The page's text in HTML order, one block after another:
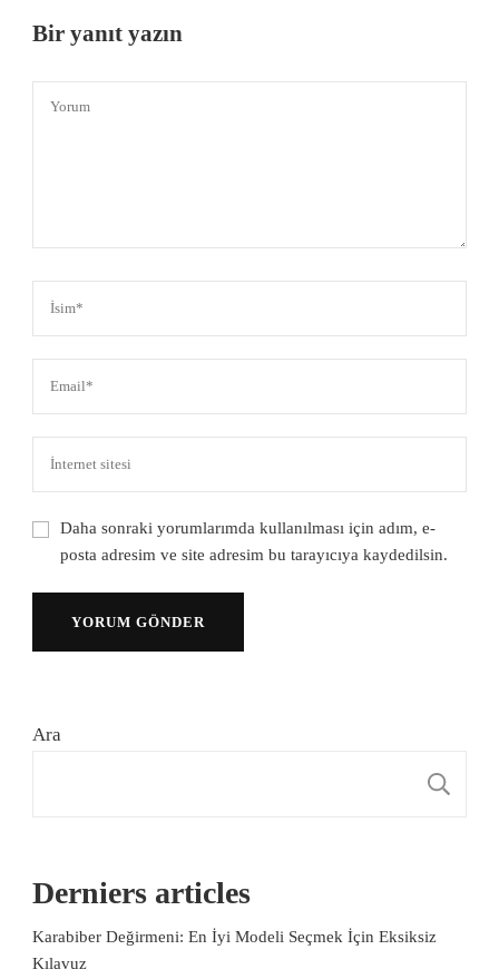
Bir yanıt yazın
Daha sonraki yorumlarımda kullanılması için adım, e-
posta adresim ve site adresim bu tarayıcıya kaydedilsin.
Ara
Derniers articles
Karabiber Değirmeni: En İyi Modeli Seçmek İçin Eksiksiz
Kılavuz